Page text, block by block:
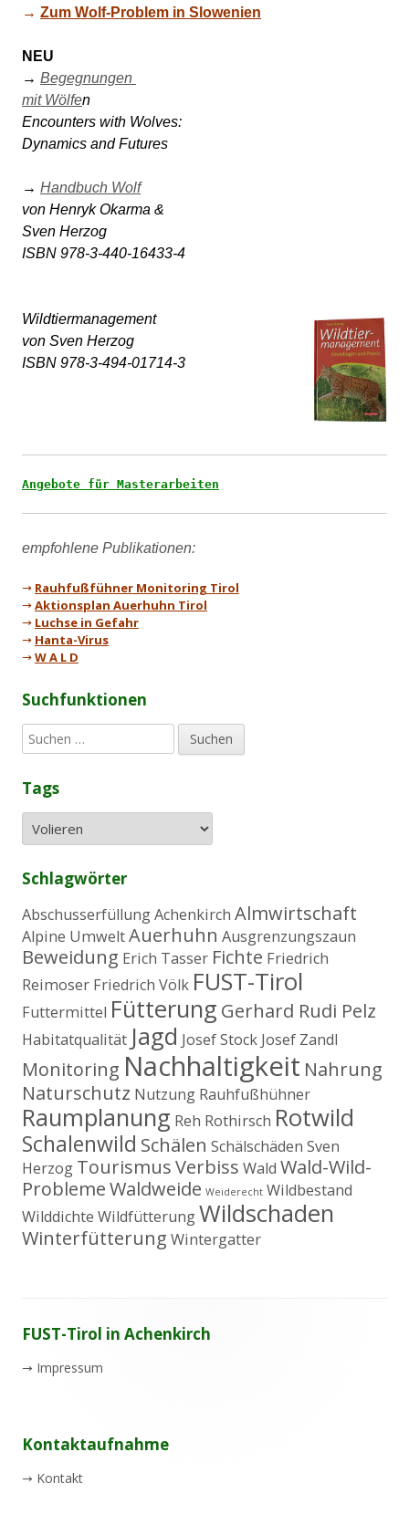
→ Zum Wolf-Problem in Slowenien
NEU
→ Begegnungen
mit Wölfen
Encounters with Wolves:
Dynamics and Futures
→ Handbuch Wolf
von Henryk Okarma &
Sven Herzog
Wildtiermanagement
von Sven Herzog
ISBN 978-3-494-01714-3
Angebote für Masterarbeiten
→ Rauhfußfühner Monitoring Tirol
→Aktionsplan Auerhuhn Tirol
→ Luchse in Gefahr
→ Hanta-Virus
→W A L D
Suchfunktionen
u
h
e
n
c
h
:
Tags
Schlagwörter
AbschusserfüllungAchenkirch Almwirtschaft
Alpine UmweltAuerhuhn Ausgrenzungszaun
Beweidung Erich Tasser Fichte Friedrich
Reimoser Friedrich Völk FUST-Tirol
Futtermittel Fütterung Gerhard Rudi Pelz
Habitatqualität Jagd Josef Stock Josef Zandl
Monitoring Nachhaltigkeit Nahrung
Naturschutz Nutzung Rauhfußhühner
Raumplanung Reh Rothirsch Rotwild
Schalenwild Schälen Schälschäden Sven
Herzog TourismusVerbiss Wald Wald-Wild-
ProblemeWaldweide Weiderecht Wildbestand
Wilddichte WildfütterungWildschaden
Winterfütterung Wintergatter
Inhalt
FUST-Tirol in Achenkirch
→ Impressum
Kontaktaufnahme
→ Kontakt